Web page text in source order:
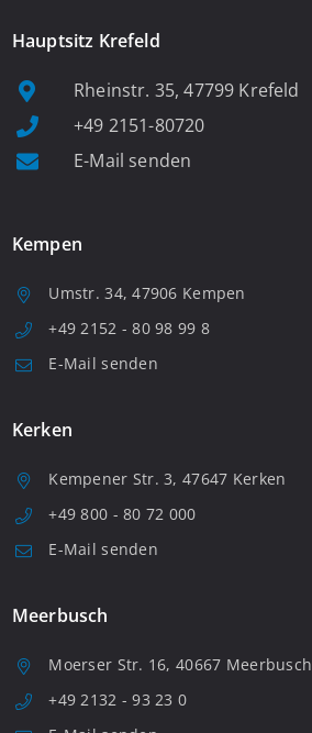
Hauptsitz Krefeld
Rheinstr. 35, 47799 Krefeld
+49 2151-80720
E-Mail senden
Kempen
Umstr. 34, 47906 Kempen
+49 2152 - 80 98 99 8
E-Mail senden
Kerken
Kempener Str. 3, 47647 Kerken
+49 800 - 80 72 000
E-Mail senden
Meerbusch
Moerser Str. 16, 40667 Meerbusch
+49 2132 - 93 23 0